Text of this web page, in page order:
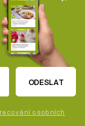
ODESLAT
osobních